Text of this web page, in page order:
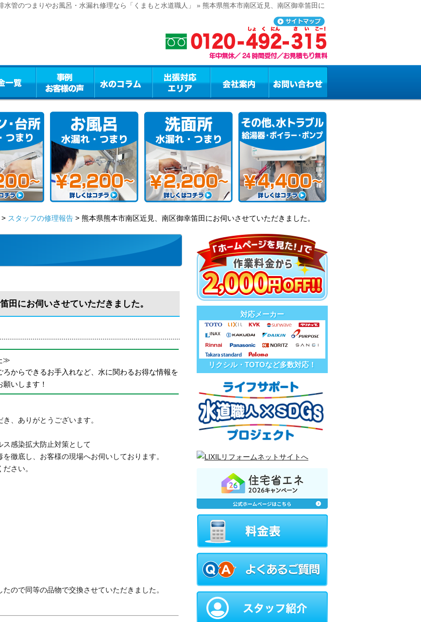
水管のつまりやお風呂・水漏れ修理なら「くまもと水道職人」 » 熊本県熊本市南区近見、南区御幸笛田に
> スタッフの修理報告 > 熊本県熊本市南区近見、南区御幸笛田にお伺いさせていただきました。
田にお伺いさせていただきました。
≫
からできるお手入れなど、水に関わるお得な情報を
いします！
、ありがとうございます。
ス感染拡大防止対策として
徹底し、お客様の現場へお伺いしております。
さい。
ので同等の品物で交換させていただきました。
対応メーカー
リクシル・TOTOなど多数対応！